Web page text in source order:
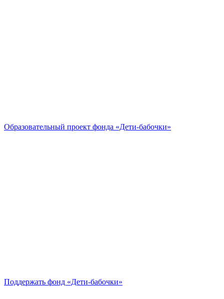
Образовательный проект фонда «Дети-бабочки»
Поддержать фонд «Дети-бабочки»